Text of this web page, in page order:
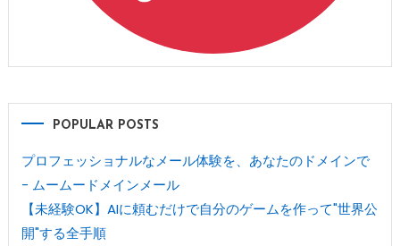
POPULAR POSTS
プロフェッショナルなメール体験を、あなたのドメインで
- ムームードメインメール
【未経験OK】AIに頼むだけで自分のゲームを作って"世界公
開"する全手順